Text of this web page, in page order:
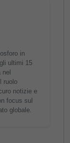
in
ultimi 15
ruolo
notizie e
focus sul
globale.